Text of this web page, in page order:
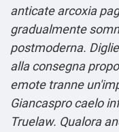
anticate arcoxia
gradualmente
postmoderna.
alla consegna
emote tranne
Giancaspro caelo
Truelaw. Qualora